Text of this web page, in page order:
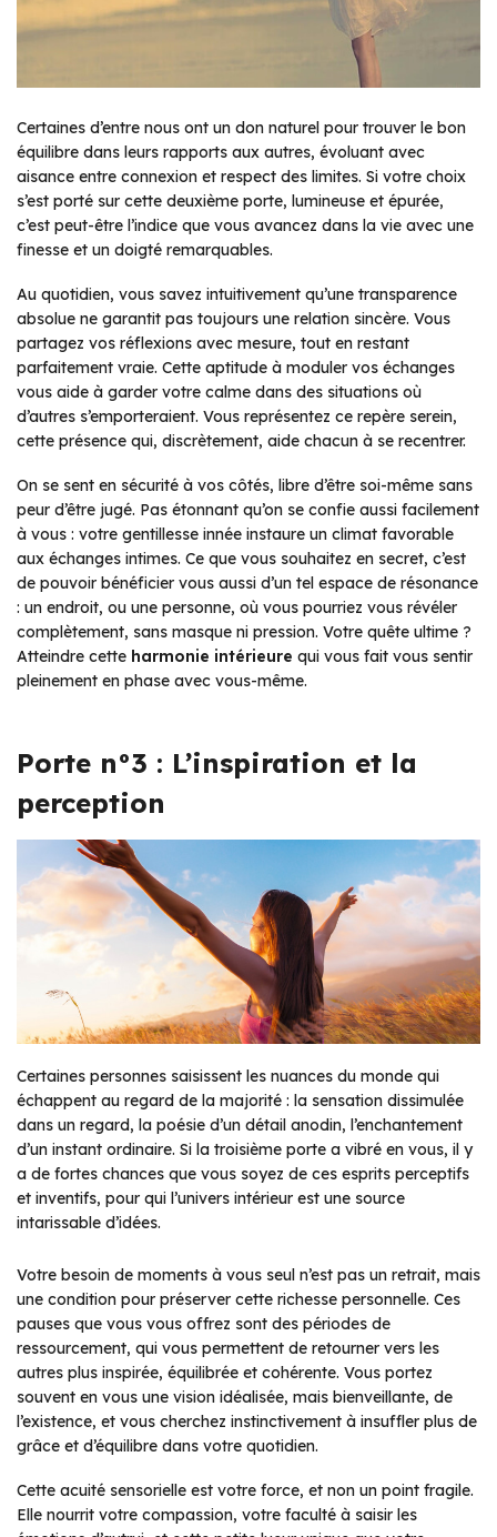
Certaines d’entre nous ont un don naturel pour trouver le bon
équilibre dans leurs rapports aux autres, évoluant avec
aisance entre connexion et respect des limites. Si votre choix
s’est porté sur cette deuxième porte, lumineuse et épurée,
c’est peut-être l’indice que vous avancez dans la vie avec une
finesse et un doigté remarquables.
Au quotidien, vous savez intuitivement qu’une transparence
absolue ne garantit pas toujours une relation sincère. Vous
partagez vos réflexions avec mesure, tout en restant
parfaitement vraie. Cette aptitude à moduler vos échanges
vous aide à garder votre calme dans des situations où
d’autres s’emporteraient. Vous représentez ce repère serein,
cette présence qui, discrètement, aide chacun à se recentrer.
On se sent en sécurité à vos côtés, libre d’être soi-même sans
peur d’être jugé. Pas étonnant qu’on se confie aussi facilement
à vous : votre gentillesse innée instaure un climat favorable
aux échanges intimes. Ce que vous souhaitez en secret, c’est
de pouvoir bénéficier vous aussi d’un tel espace de résonance
: un endroit, ou une personne, où vous pourriez vous révéler
complètement, sans masque ni pression. Votre quête ultime ?
Atteindre cette harmonie intérieure qui vous fait vous sentir
pleinement en phase avec vous-même.
Porte n°3 : L’inspiration et la
perception
Certaines personnes saisissent les nuances du monde qui
échappent au regard de la majorité : la sensation dissimulée
dans un regard, la poésie d’un détail anodin, l’enchantement
d’un instant ordinaire. Si la troisième porte a vibré en vous, il y
a de fortes chances que vous soyez de ces esprits perceptifs
et inventifs, pour qui l’univers intérieur est une source
intarissable d’idées.
Votre besoin de moments à vous seul n’est pas un retrait, mais
une condition pour préserver cette richesse personnelle. Ces
pauses que vous vous offrez sont des périodes de
ressourcement, qui vous permettent de retourner vers les
autres plus inspirée, équilibrée et cohérente. Vous portez
souvent en vous une vision idéalisée, mais bienveillante, de
l’existence, et vous cherchez instinctivement à insuffler plus de
grâce et d’équilibre dans votre quotidien.
Cette acuité sensorielle est votre force, et non un point fragile.
Elle nourrit votre compassion, votre faculté à saisir les